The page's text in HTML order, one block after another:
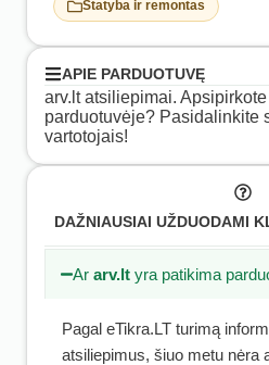
Statyba ir remontas
APIE PARDUOTUVĘ
arv.lt atsiliepimai.
parduotuvėje? Pasidalinkite
vartotojais!
DAŽNIAUSIAI UŽDUODAMI
Ararv.lt yra patikima
Pagal eTikra.LT turimą
atsiliepimus, šiuo metu nėra